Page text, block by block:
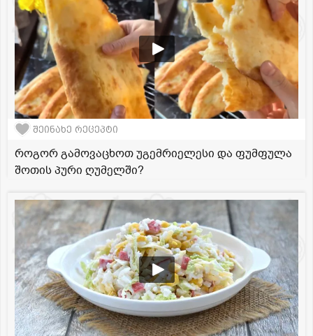
შეინახე რეცეპტი
როგორ გამოვაცხოთ უგემრიელესი და ფუმფულა
შოთის პური ღუმელში?